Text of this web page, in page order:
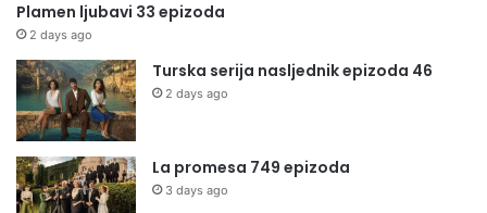
Plamen ljubavi 33 epizoda
2 days ago
Turska serija nasljednik epizoda 46
2 days ago
La promesa 749 epizoda
3 days ago